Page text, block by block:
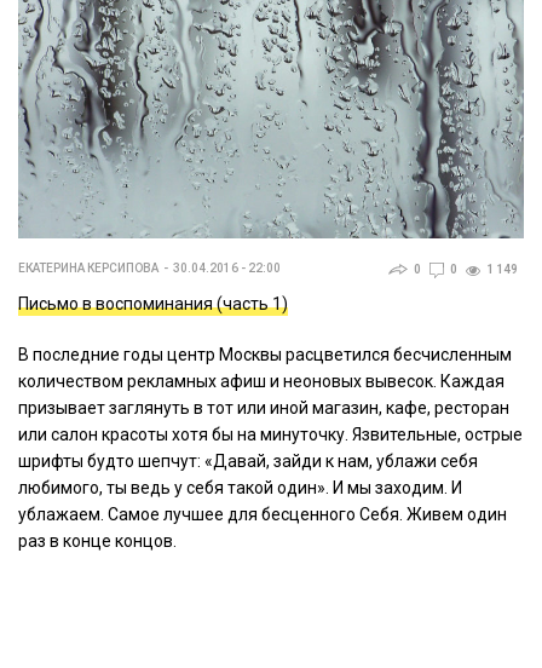
ЕКАТЕРИНА КЕРСИПОВА 30.04.2016 - 22:00 0 0 1 149
Письмо в воспоминания (часть 1)
В последние годы центр Москвы расцветился бесчисленным
количеством рекламных афиш и неоновых вывесок. Каждая
призывает заглянуть в тот или иной магазин, кафе, ресторан
или салон красоты хотя бы на минуточку. Язвительные, острые
шрифты будто шепчут: «Давай, зайди к нам, ублажи себя
любимого, ты ведь у себя такой один». И мы заходим. И
ублажаем. Самое лучшее для бесценного Себя. Живем один
раз в конце концов.